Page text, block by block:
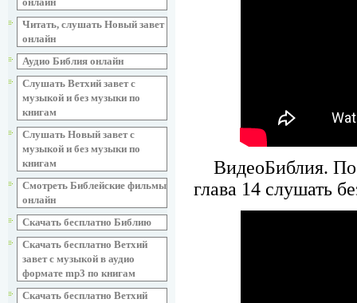
Читать, слушать Новый завет
онлайн
Аудио Библия онлайн
Слушать Ветхий завет с
музыкой и без музыки по
книгам
Слушать Новый завет с
музыкой и без музыки по
книгам
Смотреть Библейские фильмы
онлайн
Скачать бесплатно Библию
Скачать бесплатно Ветхий
завет с музыкой в аудио
формате mp3 по книгам
Скачать бесплатно Ветхий
ВидеоБиблия.
глава 14 слушать